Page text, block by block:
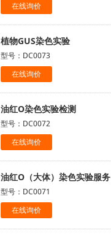
在线询价
植物GUS染色实验
型号：DC0073
在线询价
油红O染色实验检测
型号：DC0072
在线询价
油红O（大体）染色实验服务
型号：DC0071
在线询价